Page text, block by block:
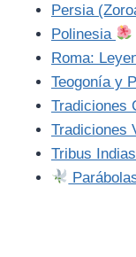
Persia
Polinesia
Roma:
Teogonía y
Tradiciones
Tradiciones
Tribus